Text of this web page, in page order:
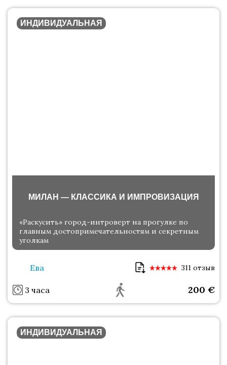
ИНДИВИДУАЛЬНАЯ
МИЛАН — КЛАССИКА И ИМПРОВИЗАЦИЯ
«Раскусить» город-интроверт на прогулке по
главным достопримечательностям и секретным
уголкам
Ева 311 отзыв
3 часа 200 €
ИНДИВИДУАЛЬНАЯ